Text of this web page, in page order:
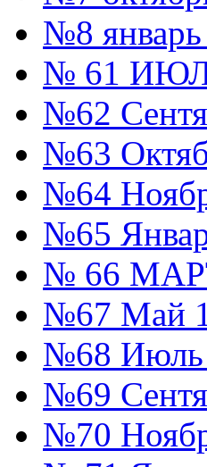
№8 январь
№ 61
№62
№63
№64
№65
№ 66
№67 Май
№68 Июль
№69
№70